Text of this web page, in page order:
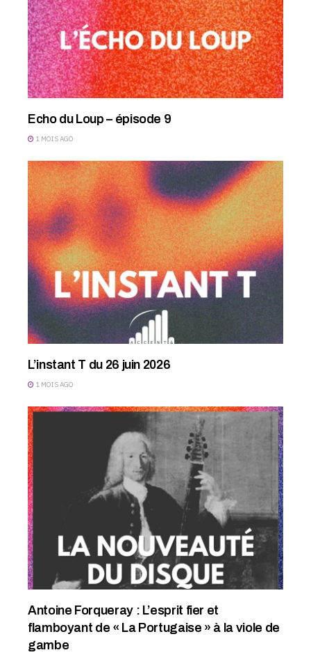
Echo du Loup – épisode 9
1 MOIS AGO
L’instant T du 26 juin 2026
1 MOIS AGO
Antoine Forqueray : L’esprit fier et
flamboyant de « La Portugaise » à la viole de
gambe